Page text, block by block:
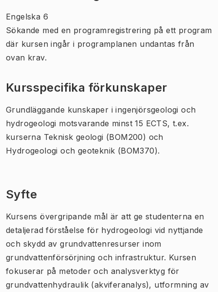
Engelska 6
Sökande med en programregistrering på ett program
där kursen ingår i programplanen undantas från
ovan krav.
Kursspecifika förkunskaper
Grundläggande kunskaper i ingenjörsgeologi och
hydrogeologi motsvarande minst 15 ECTS, t.ex.
kurserna Teknisk geologi (BOM200) och
Hydrogeologi och geoteknik (BOM370).
Syfte
Kursens övergripande mål är att ge studenterna en
detaljerad förståelse för hydrogeologi vid nyttjande
och skydd av grundvattenresurser inom
grundvattenförsörjning och infrastruktur. Kursen
fokuserar på metoder och analysverktyg för
grundvattenhydraulik (akviferanalys), utformning av